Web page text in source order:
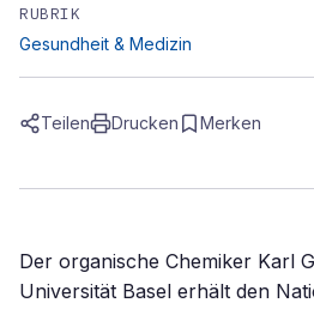
RUBRIK
Gesundheit & Medizin
Teilen Drucken Merken
Der organische Chemiker Karl
Universität Basel erhält den